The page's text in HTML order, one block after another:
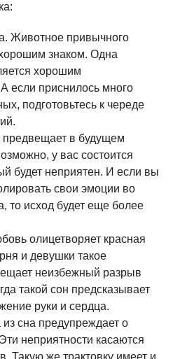
Животное привычного
знаком. Одна
хорошим
если приснилось много
подготовьтесь к череде
предвещает в будущем
у вас состоится
будет неприятен. И если вы
свои эмоции во
то исход будет еще более
олицетворяет красная
и девушки такое
неизбежный разрыв
такой сон предсказывает
руки и сердца.
сна предупреждает о
неприятности касаются